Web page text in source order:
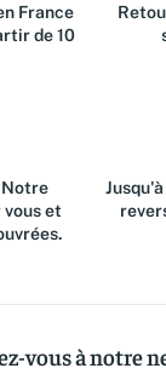
France
de 10
Notre
vous et
vous à notre